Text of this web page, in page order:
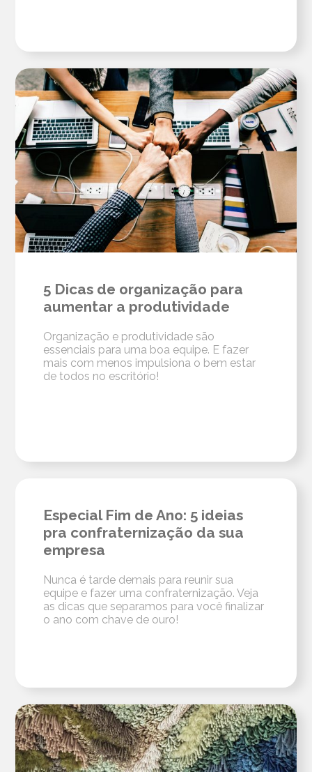
5 Dicas de organização para
aumentar a produtividade
Organização e produtividade são
essenciais para uma boa equipe. E fazer
mais com menos impulsiona o bem estar
de todos no escritório!
Especial Fim de Ano: 5 ideias
pra confraternização da sua
empresa
Nunca é tarde demais para reunir sua
equipe e fazer uma confraternização. Veja
as dicas que separamos para você finalizar
o ano com chave de ouro!